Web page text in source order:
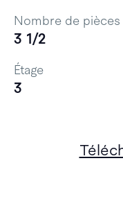
Nombre de pièces
3 1/2
Étage
3